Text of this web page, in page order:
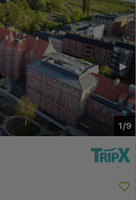
1/9
▶︎